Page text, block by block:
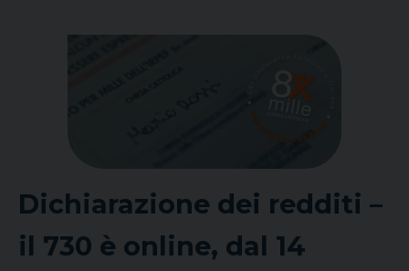
Dichiarazione dei redditi –
il 730 è online, dal 14